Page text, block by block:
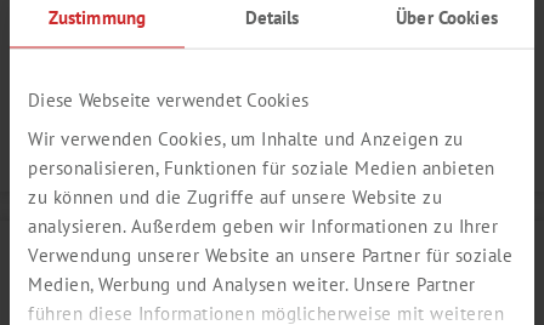
Zustimmung Details Über Cookies
Diese Webseite verwendet Cookies
Wir verwenden Cookies, um Inhalte und Anzeigen zu
personalisieren, Funktionen für soziale Medien anbieten
zu können und die Zugriffe auf unsere Website zu
analysieren. Außerdem geben wir Informationen zu Ihrer
Verwendung unserer Website an unsere Partner für soziale
Medien, Werbung und Analysen weiter. Unsere Partner
führen diese Informationen möglicherweise mit weiteren
Produktnummer: